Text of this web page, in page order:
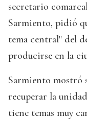
secretario
Sarmiento, pidió
tema central" del
producirse en la
Sarmiento mostró
recuperar la
tiene temas muy